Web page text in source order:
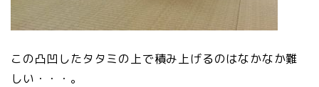
この凸凹したタタミの上で積み上げるのはなかなか難
しい・・・。